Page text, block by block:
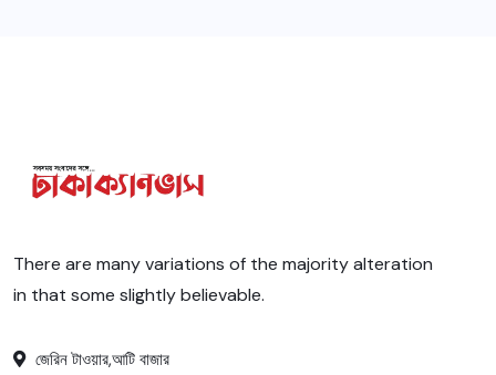
There are many variations of the majority alteration
in that some slightly believable.
জেরিন টাওয়ার,আটি বাজার